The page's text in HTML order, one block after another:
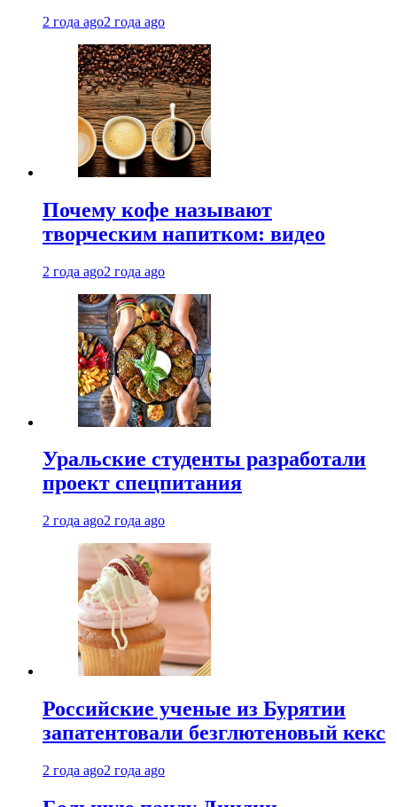
2 года ago2 года ago
Почему кофе называют
творческим напитком: видео
2 года ago2 года ago
Уральские студенты разработали
проект спецпитания
2 года ago2 года ago
Российские ученые из Бурятии
запатентовали безглютеновый кекс
2 года ago2 года ago